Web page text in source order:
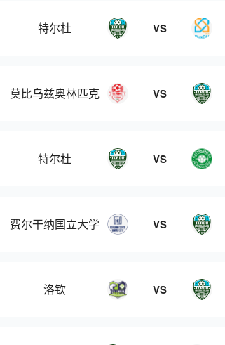
特尔杜 VS
莫比乌兹奥林匹克 VS
特尔杜 VS
费尔干纳国立大学 VS
洛钦 VS